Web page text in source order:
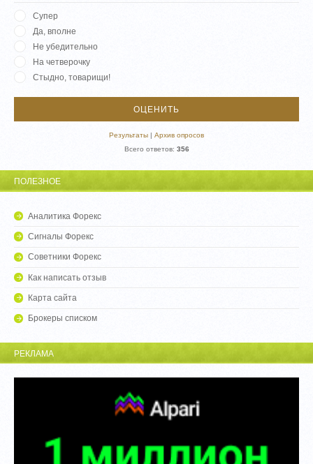
Супер
Да, вполне
Не убедительно
На четверочку
Стыдно, товарищи!
Результаты | Архив опросов
Всего ответов: 356
ПОЛЕЗНОЕ
Аналитика Форекс
Сигналы Форекс
Советники Форекс
Как написать отзыв
Карта сайта
Брокеры списком
РЕКЛАМА